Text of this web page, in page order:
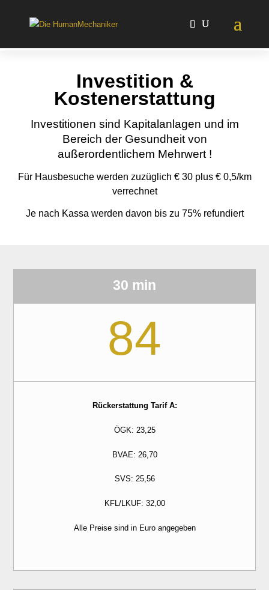
Investition &
Kostenerstattung
Investitionen sind Kapitalanlagen und im
Bereich der Gesundheit von
außerordentlichem Mehrwert !
Für Hausbesuche werden zuzüglich € 30 plus € 0,5/km
verrechnet
Je nach Kassa werden davon bis zu 75% refundiert
30 min
84
Rückerstattung Tarif A:
ÖGK: 23,25
BVAE: 26,70
SVS: 25,56
KFL/LKUF: 32,00
Alle Preise sind in Euro angegeben